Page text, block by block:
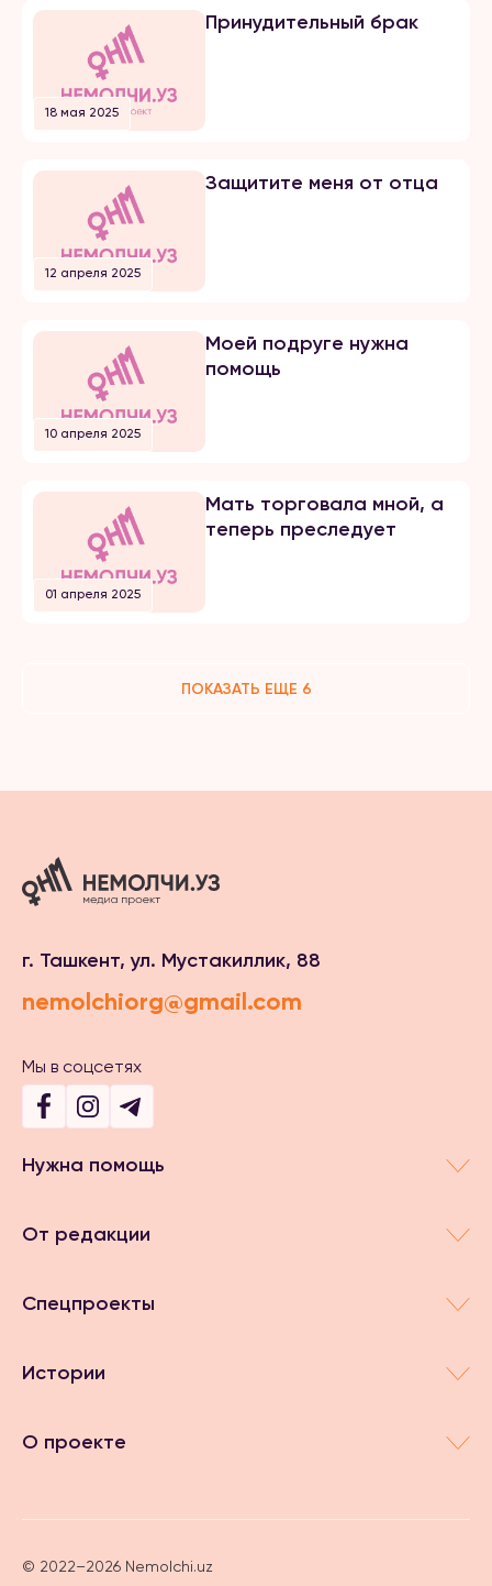
мне сделал предложение. Мы […]
18 мая 2025
Принудительный брак
12 апреля 2025
Защитите меня от отца
10 апреля 2025
Моей подруге нужна
помощь
01 апреля 2025
Мать торговала мной, а
теперь преследует
ПОКАЗАТЬ ЕЩЕ 6
г. Ташкент, ул. Мустакиллик, 88
nemolchiorg@gmail.com
Мы в соцсетях
Нужна помощь
От редакции
Спецпроекты
Истории
О проекте
© 2022–2026 Nemolchi.uz